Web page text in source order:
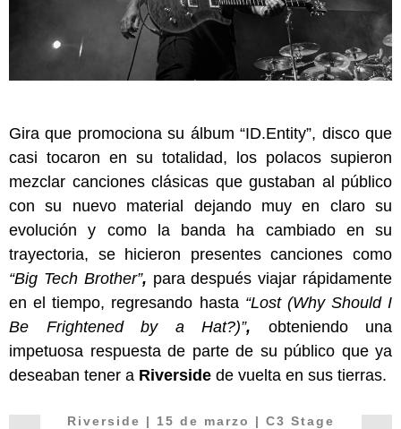
Gira que promociona su álbum “ID.Entity”, disco que
casi tocaron en su totalidad, los polacos supieron
mezclar canciones clásicas que gustaban al público
con su nuevo material dejando muy en claro su
evolución y como la banda ha cambiado en su
trayectoria, se hicieron presentes canciones como
“Big Tech Brother”, para después viajar rápidamente
en el tiempo, regresando hasta “Lost (Why Should I
Be Frightened by a Hat?)”, obteniendo una
impetuosa respuesta de parte de su público que ya
deseaban tener a Riverside de vuelta en sus tierras.
Riverside | 15 de marzo | C3 Stage